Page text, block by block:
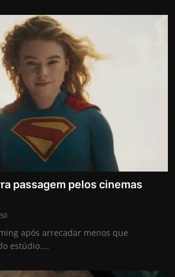
passagem pelos cinemas
após arrecadar menos que
estúdio....